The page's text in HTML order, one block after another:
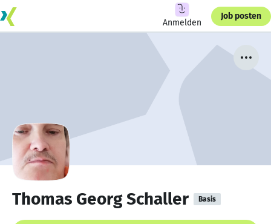
Anmelden
Job posten
Thomas Georg Schaller Basis